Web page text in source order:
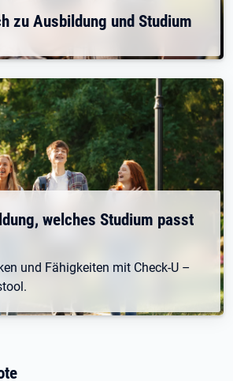
zu Ausbildung und Studium
welches Studium passt
und Fähigkeiten mit Check-U –